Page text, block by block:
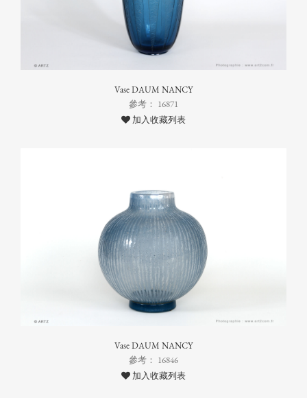
Vase DAUM NANCY
參考： 16871
加入收藏列表
Vase DAUM NANCY
參考： 16846
加入收藏列表